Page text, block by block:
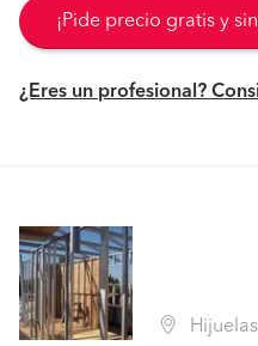
¡Pide precio gratis y
¿Eres un profesional?
Hijuelas